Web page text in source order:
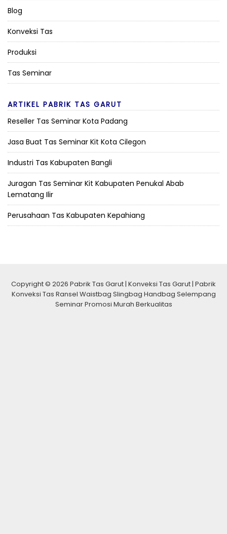
Blog
Konveksi Tas
Produksi
Tas Seminar
ARTIKEL PABRIK TAS GARUT
Reseller Tas Seminar Kota Padang
Jasa Buat Tas Seminar Kit Kota Cilegon
Industri Tas Kabupaten Bangli
Juragan Tas Seminar Kit Kabupaten Penukal Abab
Lematang Ilir
Perusahaan Tas Kabupaten Kepahiang
Copyright © 2026 Pabrik Tas Garut | Konveksi Tas Garut | Pabrik
Konveksi Tas Ransel Waistbag Slingbag Handbag Selempang
Seminar Promosi Murah Berkualitas